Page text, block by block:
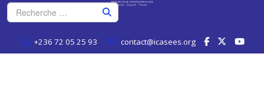
+236 72 05 25 93 contact@icasees.org